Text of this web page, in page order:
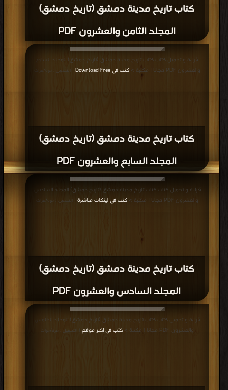
كتاب تاريخ مدينة دمشق (تاريخ دمشق)
المجلد الثامن والعشرون PDF
كتاب تاريخ مدينة دمشق (تاريخ دمشق)
المجلد السابع والعشرون PDF
قراءة و تحميل كتاب كتاب تاريخ مدينة دمشق (تاريخ دمشق) المجلد السابع
والعشرون PDF مجانا | مكتبة >
كتب في Download Free | التحميل : مرة/مرات
كتاب تاريخ مدينة دمشق (تاريخ دمشق)
المجلد السادس والعشرون PDF
قراءة و تحميل كتاب كتاب تاريخ مدينة دمشق (تاريخ دمشق) المجلد السادس
والعشرون PDF مجانا | مكتبة >
كتب في لينكات مباشرة | التحميل : مرة/مرات
قراءة و تحميل كتاب كتاب تاريخ مدينة دمشق (تاريخ دمشق) المجلد الخامس
والعشرون PDF مجانا | مكتبة >
كتب في اكبر موقع | التحميل : مرة/مرات